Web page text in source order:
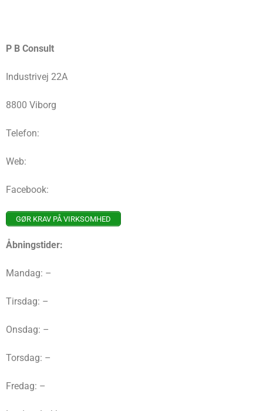
P B Consult
Industrivej 22A
8800 Viborg
Telefon:
Web:
Facebook:
GØR KRAV PÅ VIRKSOMHED
Åbningstider:
Mandag: –
Tirsdag: –
Onsdag: –
Torsdag: –
Fredag: –